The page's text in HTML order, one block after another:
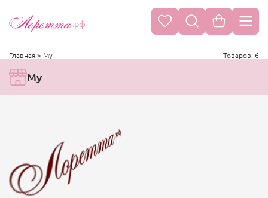
.рф
Главная> My Товаров: 6
My